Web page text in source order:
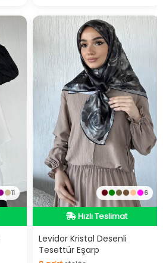
11 6
Hızlı Teslimat
Hızlı Teslimat
Levidor Kristal Desenli
Tesettür Eşarp